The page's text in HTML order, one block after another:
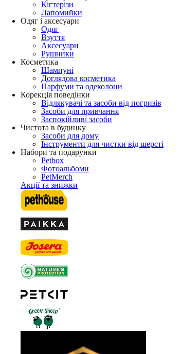
Кігтерізи
Лапомийки
Одяг і аксесуари
Одяг
Взуття
Аксесуари
Рушники
Косметика
Шампуні
Доглядова косметика
Парфуми та одеколони
Корекція поведінки
Відлякувачі та засоби від погризів
Засоби для привчання
Заспокійливі засоби
Чистота в будинку
Засоби для дому
Інструменти для чистки від шерсті
Набори та подарунки
Petbox
Фотоальбоми
PetMerch
Акції та знижки